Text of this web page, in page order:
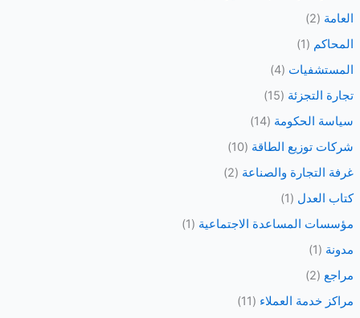
العامة (2)
المحاكم (1)
المستشفيات (4)
تجارة التجزئة (15)
سياسة الحكومة (14)
شركات توزيع الطاقة (10)
غرفة التجارة والصناعة (2)
كتاب العدل (1)
مؤسسات المساعدة الاجتماعية (1)
مدونة (1)
مراجع (2)
مراكز خدمة العملاء (11)